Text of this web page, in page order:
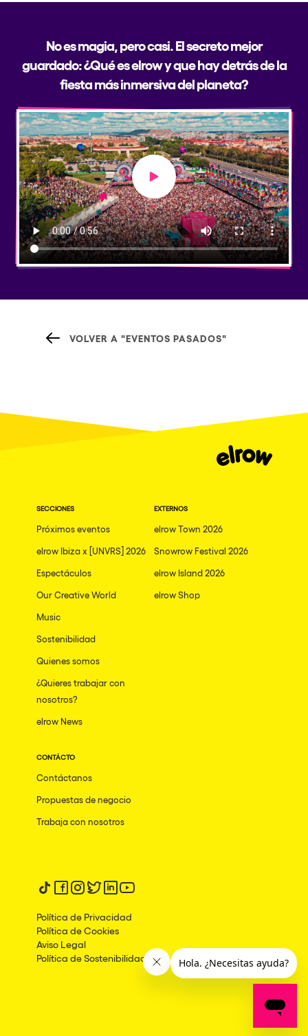
No es magia, pero casi. El secreto mejor
guardado: ¿Qué es elrow y que hay detrás de la
fiesta más inmersiva del planeta?
Play video
VOLVER A "EVENTOS PASADOS"
SECCIONES
Próximos eventos
elrow Ibiza x [UNVRS] 2026
Espectáculos
Our Creative World
Music
Sostenibilidad
Quienes somos
¿Quieres trabajar con
nosotros?
elrow News
EXTERNOS
elrow Town 2026
Snowrow Festival 2026
elrow Island 2026
elrow Shop
CONTÁCTO
Contáctanos
Propuestas de negocio
Trabaja con nosotros
Síguenos en tiktok
Síguenos en facebook
Síguenos en instagram
Síguenos en twitter
Síguenos en linkedin
Síguenos en youtube
Política de Privacidad
Política de Cookies
Aviso Legal
Política de Sostenibilidad